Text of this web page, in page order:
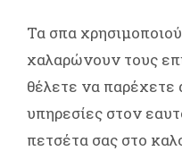
Τα σπα
χαλαρώνουν τους
θέλετε να παρέχετε
υπηρεσίες στον
πετσέτα σας στο